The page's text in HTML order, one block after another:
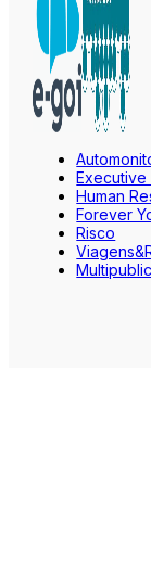
Executive
Human
Forever
Risco